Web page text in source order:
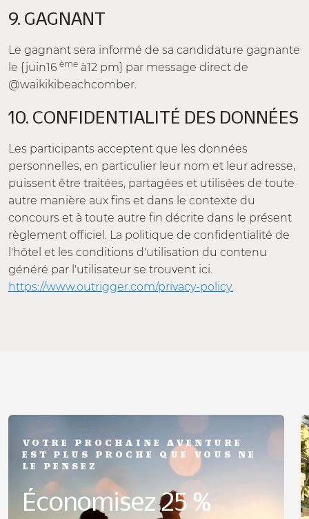
9. GAGNANT
Le gagnant sera informé de sa candidature gagnante
le {juin16 ème à12 pm} par message direct de
@waikikibeachcomber.
10. CONFIDENTIALITÉ DES DONNÉES
Les participants acceptent que les données
personnelles, en particulier leur nom et leur adresse,
puissent être traitées, partagées et utilisées de toute
autre manière aux fins et dans le contexte du
concours et à toute autre fin décrite dans le présent
règlement officiel. La politique de confidentialité de
l'hôtel et les conditions d'utilisation du contenu
généré par l'utilisateur se trouvent ici.
https://www.outrigger.com/privacy-policy.
VOTRE PROCHAINE AVENTURE
EST PLUS PROCHE QUE VOUS NE
LE PENSEZ
Économisez 25 %